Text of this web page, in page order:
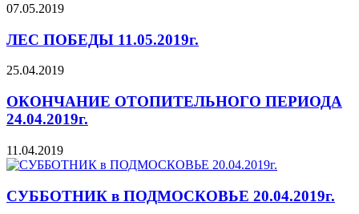
07.05.2019
ЛЕС ПОБЕДЫ 11.05.2019г.
25.04.2019
ОКОНЧАНИЕ ОТОПИТЕЛЬНОГО ПЕРИОДА
24.04.2019г.
11.04.2019
СУББОТНИК в ПОДМОСКОВЬЕ 20.04.2019г.